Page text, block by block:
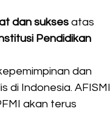
dan sukses atas
Pendidikan
dan
di Indonesia. AFISMI
akan terus